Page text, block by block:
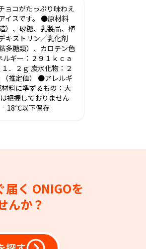
ョコがたっぷり味わえ
イスです。 ●原材料
）、砂糖、乳製品、植
キストリン／乳化剤
多糖類）、カロテン色
ギー：２９１ｋｃａ
．２ｇ 炭水化物：２
（推定値） ●アレルギ
料に準ずるもの：大
把握しておりません
‐18℃以下保存
届く ONIGOを
んか？